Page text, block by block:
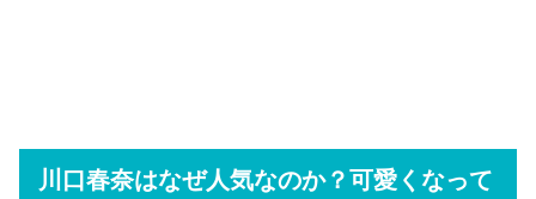
川口春奈はなぜ人気なのか？可愛くなって